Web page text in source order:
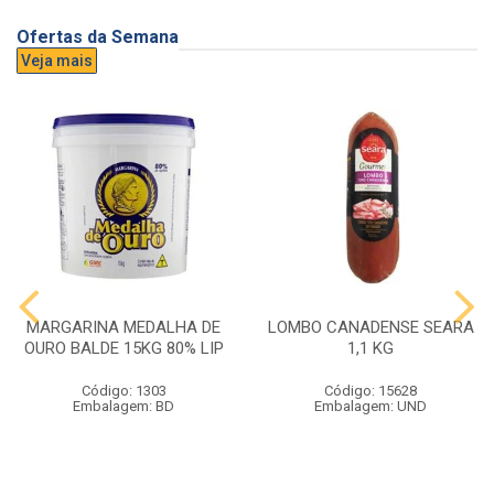
Ofertas da Semana
Veja mais
MARGARINA MEDALHA DE
OURO BALDE 15KG 80% LIP
Código: 1303
Embalagem: BD
LOMBO CANADENSE SEARA
1,1 KG
Código: 15628
Embalagem: UND